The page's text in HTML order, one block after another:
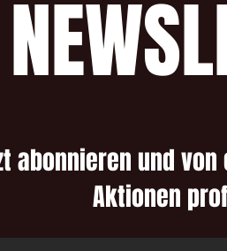
abonnieren und
Aktionen